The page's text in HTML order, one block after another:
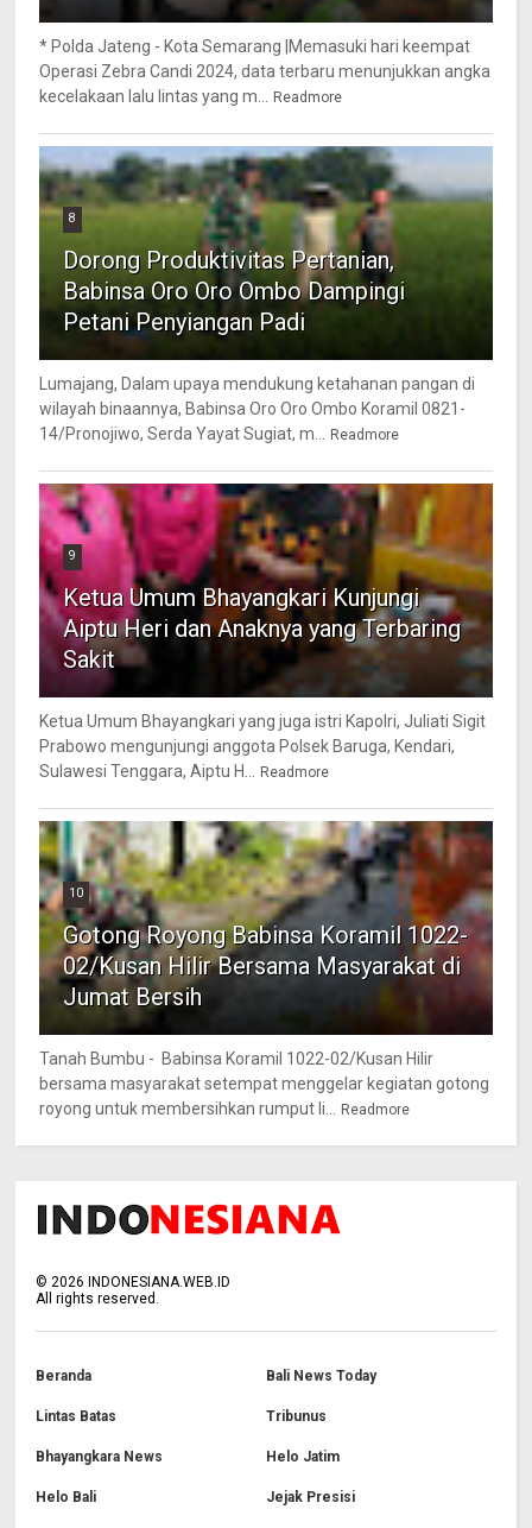
* Polda Jateng - Kota Semarang |Memasuki hari keempat
Operasi Zebra Candi 2024, data terbaru menunjukkan angka
kecelakaan lalu lintas yang m...
Readmore
8
Dorong Produktivitas Pertanian,
Babinsa Oro Oro Ombo Dampingi
Petani Penyiangan Padi
Lumajang, Dalam upaya mendukung ketahanan pangan di
wilayah binaannya, Babinsa Oro Oro Ombo Koramil 0821-
14/Pronojiwo, Serda Yayat Sugiat, m...
Readmore
9
Ketua Umum Bhayangkari Kunjungi
Aiptu Heri dan Anaknya yang Terbaring
Sakit
Ketua Umum Bhayangkari yang juga istri Kapolri, Juliati Sigit
Prabowo mengunjungi anggota Polsek Baruga, Kendari,
Sulawesi Tenggara, Aiptu H...
Readmore
10
Gotong Royong Babinsa Koramil 1022-
02/Kusan Hilir Bersama Masyarakat di
Jumat Bersih
Tanah Bumbu - Babinsa Koramil 1022-02/Kusan Hilir
bersama masyarakat setempat menggelar kegiatan gotong
royong untuk membersihkan rumput li...
Readmore
©2026 INDONESIANA.WEB.ID
All rights reserved.
Beranda Bali News Today
Lintas Batas Tribunus
Bhayangkara News Helo Jatim
Helo Bali Jejak Presisi